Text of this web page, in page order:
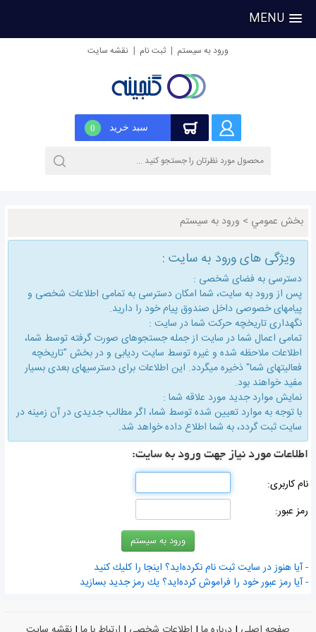
MENU
ورود به سیستم | ثبت نام | نقشه سایت
سبد خرید 0
بخش عمومي > ورود به سیستم
ویژگی های ورود به سایت :
دسترسی به فضای شخصی :
پس از ورود به سایت، شما امكان دسترسی به تمامی اطلاعات شخصی و
پیامهای خصوصی داخل صندوق پیام خود را دارید.
نگهداری تاریخچه حركت شما در سایت :
تمامی اعمال شما در سایت از جمله جستجوهای صورت گرفته توسط شما،
اطلاعات ملاحظه شده و غیره توسط سایت ردیابی و در بخش "تاریخچه
فعالیتهای شما" ذخیره میگردد. این اطلاعات برای دسترسیهای بعدی بسیار
مفید خواهند بود.
نمایش موارد جدید مورد علاقه شما :
با توجه به موارد تعیین شده توسط شما، اگر مطالب جدیدی در آن زمینه در
سایت ثبت گردد، به شما اطلاع داده خواهد شد.
اطلاعات مورد نیاز جهت ورود به سایت:
نام كاربری:
رمز عبور:
- آیا هنوز در سایت ثبت نام نكرده‌اید؟ اینجا را كلیك كنید
- آیا رمز عبور خود را فراموش كرده‌اید؟ یك رمز جدید بسازید